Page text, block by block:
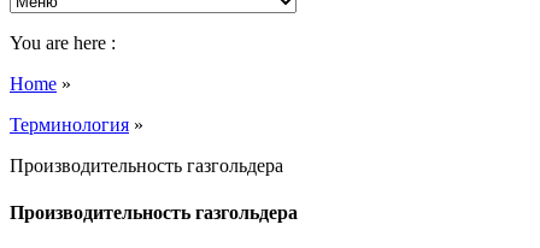
You are here :
Home »
Терминология »
Производительность газгольдера
Производительность газгольдера